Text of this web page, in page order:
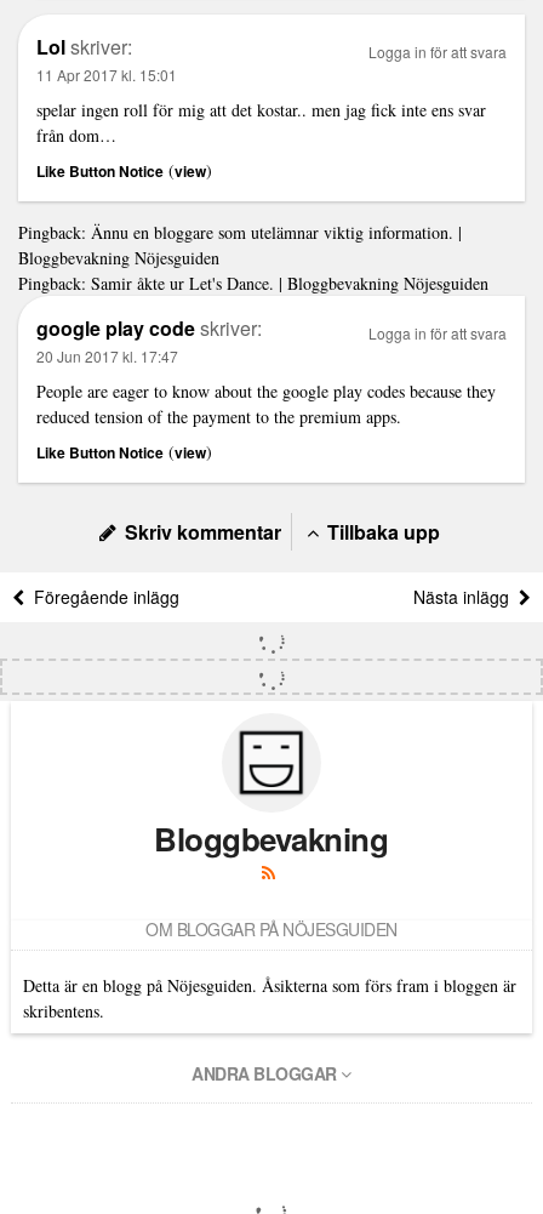
Lolskriver:
11 Apr 2017 kl. 15:01
spelar ingen roll för mig att det kostar.. men jag fick inte ens svar
från dom…
Like Button Notice (view)
Logga in för att svara
Pingback: Ännu en bloggare som utelämnar viktig information. |
Bloggbevakning Nöjesguiden
Pingback: Samir åkte ur Let's Dance. | Bloggbevakning Nöjesguiden
google play codeskriver:
20 Jun 2017 kl. 17:47
People are eager to know about the google play codes because they
reduced tension of the payment to the premium apps.
Like Button Notice (view)
Logga in för att svara
Skriv kommentar Tillbaka upp
Föregående inlägg Nästa inlägg
Bloggbevakning
OM BLOGGAR PÅ NÖJESGUIDEN
Detta är en blogg på Nöjesguiden. Åsikterna som förs fram i bloggen är
skribentens.
ANDRA BLOGGAR